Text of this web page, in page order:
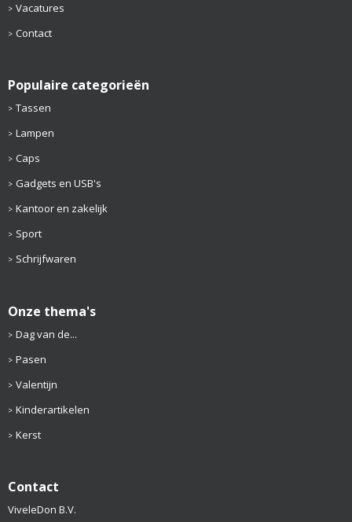
Vacatures
Contact
Populaire categorieën
Tassen
Lampen
Caps
Gadgets en USB's
Kantoor en zakelijk
Sport
Schrijfwaren
Onze thema's
Dag van de...
Pasen
Valentijn
Kinderartikelen
Kerst
Contact
ViveleDon B.V.